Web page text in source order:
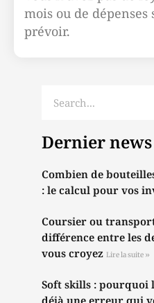
mois ou de
prévoir.
Dernier news
Combien de
: le calcul pour vos
Coursier ou
différence entre les
vous croyez Lire la suite »
Soft skills : pourquoi
déjà une erreur qui